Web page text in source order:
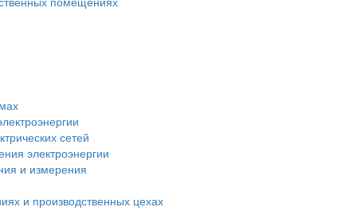
сетей
электроэнергии
и измерения
и производственных цехах